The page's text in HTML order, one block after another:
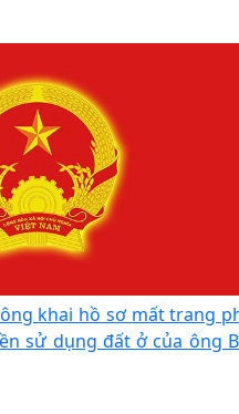
khai hồ sơ mất trang
sử dụng đất ở của ông